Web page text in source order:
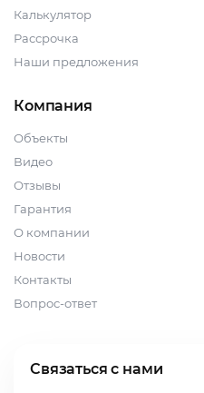
Калькулятор
Рассрочка
Наши предложения
Компания
Объекты
Видео
Отзывы
Гарантия
О компании
Новости
Контакты
Вопрос-ответ
Связаться с нами